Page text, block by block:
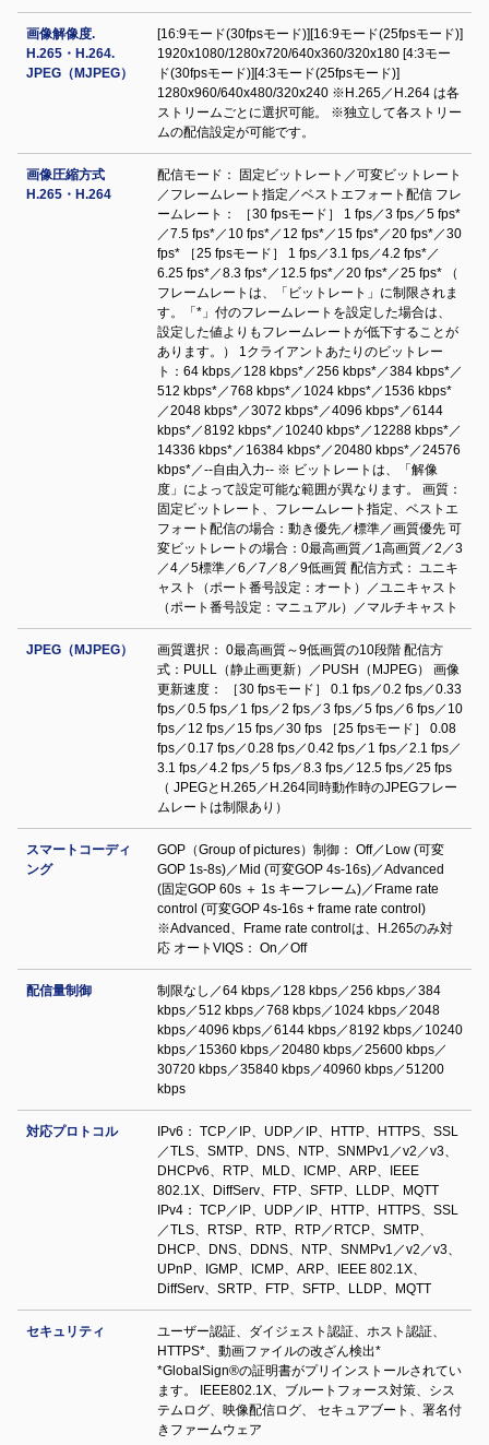
画像解像度.
H.265・H.264.
JPEG（MJPEG）
[16:9モード(30fpsモード)][16:9モード(25fpsモード)]
1920x1080/1280x720/640x360/320x180 [4:3モー
ド(30fpsモード)][4:3モード(25fpsモード)]
1280x960/640x480/320x240 ※H.265／H.264 は各
ストリームごとに選択可能。 ※独立して各ストリー
ムの配信設定が可能です。
画像圧縮方式
H.265・H.264
配信モード： 固定ビットレート／可変ビットレート
／フレームレート指定／ベストエフォート配信 フレ
ームレート： ［30 fpsモード］ 1 fps／3 fps／5 fps*
／7.5 fps*／10 fps*／12 fps*／15 fps*／20 fps*／30
fps* ［25 fpsモード］ 1 fps／3.1 fps／4.2 fps*／
6.25 fps*／8.3 fps*／12.5 fps*／20 fps*／25 fps* （
フレームレートは、「ビットレート」に制限されま
す。「*」付のフレームレートを設定した場合は、
設定した値よりもフレームレートが低下することが
あります。） 1クライアントあたりのビットレー
ト：64 kbps／128 kbps*／256 kbps*／384 kbps*／
512 kbps*／768 kbps*／1024 kbps*／1536 kbps*
／2048 kbps*／3072 kbps*／4096 kbps*／6144
kbps*／8192 kbps*／10240 kbps*／12288 kbps*／
14336 kbps*／16384 kbps*／20480 kbps*／24576
kbps*／--自由入力-- ※ ビットレートは、「解像
度」によって設定可能な範囲が異なります。 画質：
固定ビットレート、フレームレート指定、ベストエ
フォート配信の場合：動き優先／標準／画質優先 可
変ビットレートの場合：0最高画質／1高画質／2／3
／4／5標準／6／7／8／9低画質 配信方式： ユニキ
ャスト（ポート番号設定：オート）／ユニキャスト
（ポート番号設定：マニュアル）／マルチキャスト
JPEG（MJPEG）
画質選択： 0最高画質～9低画質の10段階 配信方
式：PULL（静止画更新）／PUSH（MJPEG） 画像
更新速度： ［30 fpsモード］ 0.1 fps／0.2 fps／0.33
fps／0.5 fps／1 fps／2 fps／3 fps／5 fps／6 fps／10
fps／12 fps／15 fps／30 fps ［25 fpsモード］ 0.08
fps／0.17 fps／0.28 fps／0.42 fps／1 fps／2.1 fps／
3.1 fps／4.2 fps／5 fps／8.3 fps／12.5 fps／25 fps
（ JPEGとH.265／H.264同時動作時のJPEGフレー
ムレートは制限あり）
スマートコーディ
ング
GOP（Group of pictures）制御： Off／Low (可変
GOP 1s-8s)／Mid (可変GOP 4s-16s)／Advanced
(固定GOP 60s ＋ 1s キーフレーム)／Frame rate
control (可変GOP 4s-16s + frame rate control)
※Advanced、Frame rate controlは、H.265のみ対
応 オートVIQS： On／Off
配信量制御
制限なし／64 kbps／128 kbps／256 kbps／384
kbps／512 kbps／768 kbps／1024 kbps／2048
kbps／4096 kbps／6144 kbps／8192 kbps／10240
kbps／15360 kbps／20480 kbps／25600 kbps／
30720 kbps／35840 kbps／40960 kbps／51200
kbps
対応プロトコル
IPv6： TCP／IP、UDP／IP、HTTP、HTTPS、SSL
／TLS、SMTP、DNS、NTP、SNMPv1／v2／v3、
DHCPv6、RTP、MLD、ICMP、ARP、IEEE
802.1X、DiffServ、FTP、SFTP、LLDP、MQTT
IPv4： TCP／IP、UDP／IP、HTTP、HTTPS、SSL
／TLS、RTSP、RTP、RTP／RTCP、SMTP、
DHCP、DNS、DDNS、NTP、SNMPv1／v2／v3、
UPnP、IGMP、ICMP、ARP、IEEE 802.1X、
DiffServ、SRTP、FTP、SFTP、LLDP、MQTT
セキュリティ
ユーザー認証、ダイジェスト認証、ホスト認証、
HTTPS*、動画ファイルの改ざん検出*
*GlobalSign®の証明書がプリインストールされてい
ます。 IEEE802.1X、ブルートフォース対策、シス
テムログ、映像配信ログ、 セキュアブート、署名付
きファームウェア